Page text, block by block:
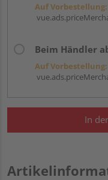
Auf Vorbestellung:
Beim Händler
Auf Vorbestellung:
In